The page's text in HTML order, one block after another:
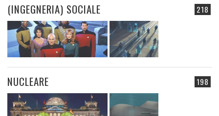
218
(INGEGNERIA) SOCIALE
198
NUCLEARE